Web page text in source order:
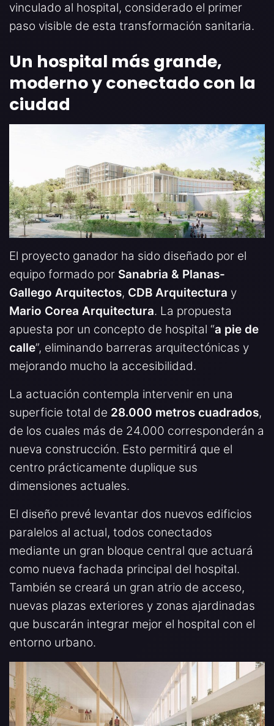
vinculado al hospital, considerado el primer
paso visible de esta transformación sanitaria.
Un hospital más grande,
moderno y conectado con la
ciudad
El proyecto ganador ha sido diseñado por el
equipo formado por Sanabria & Planas-
Gallego Arquitectos, CDB Arquitectura y
Mario Corea Arquitectura. La propuesta
apuesta por un concepto de hospital “a pie de
calle”, eliminando barreras arquitectónicas y
mejorando mucho la accesibilidad.
La actuación contempla intervenir en una
superficie total de 28.000 metros cuadrados,
de los cuales más de 24.000 corresponderán a
nueva construcción. Esto permitirá que el
centro prácticamente duplique sus
dimensiones actuales.
El diseño prevé levantar dos nuevos edificios
paralelos al actual, todos conectados
mediante un gran bloque central que actuará
como nueva fachada principal del hospital.
También se creará un gran atrio de acceso,
nuevas plazas exteriores y zonas ajardinadas
que buscarán integrar mejor el hospital con el
entorno urbano.